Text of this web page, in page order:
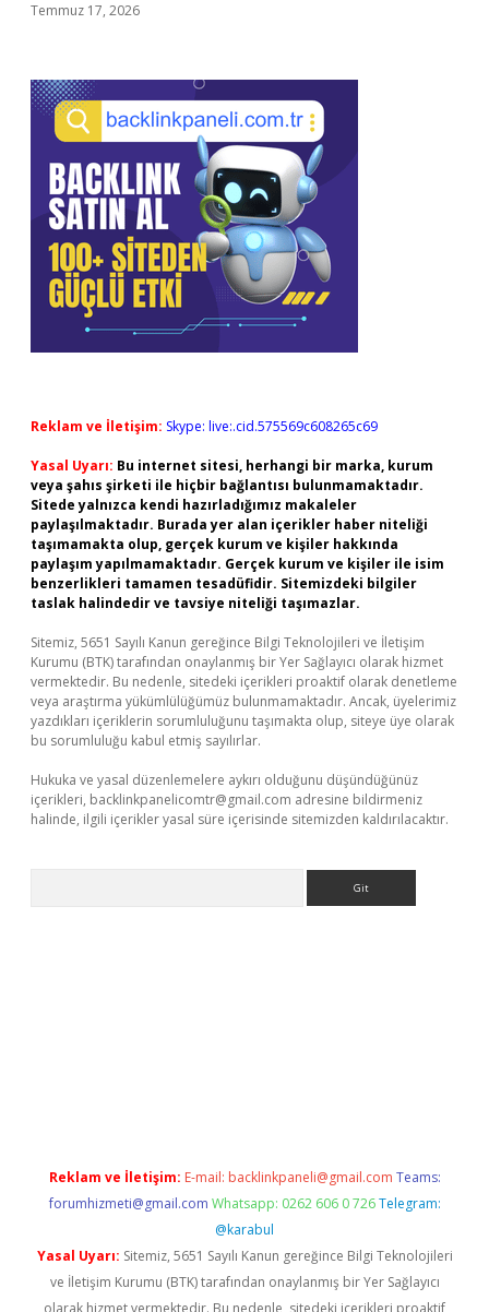
Temmuz 17, 2026
Reklam ve İletişim: Skype: live:.cid.575569c608265c69
Yasal Uyarı: Bu internet sitesi, herhangi bir marka, kurum
veya şahıs şirketi ile hiçbir bağlantısı bulunmamaktadır.
Sitede yalnızca kendi hazırladığımız makaleler
paylaşılmaktadır. Burada yer alan içerikler haber niteliği
taşımamakta olup, gerçek kurum ve kişiler hakkında
paylaşım yapılmamaktadır. Gerçek kurum ve kişiler ile isim
benzerlikleri tamamen tesadüfidir. Sitemizdeki bilgiler
taslak halindedir ve tavsiye niteliği taşımazlar.
Sitemiz, 5651 Sayılı Kanun gereğince Bilgi Teknolojileri ve İletişim
Kurumu (BTK) tarafından onaylanmış bir Yer Sağlayıcı olarak hizmet
vermektedir. Bu nedenle, sitedeki içerikleri proaktif olarak denetleme
veya araştırma yükümlülüğümüz bulunmamaktadır. Ancak, üyelerimiz
yazdıkları içeriklerin sorumluluğunu taşımakta olup, siteye üye olarak
bu sorumluluğu kabul etmiş sayılırlar.
Hukuka ve yasal düzenlemelere aykırı olduğunu düşündüğünüz
içerikleri, backlinkpanelicomtr@gmail.com adresine bildirmeniz
halinde, ilgili içerikler yasal süre içerisinde sitemizden kaldırılacaktır.
Reklam ve İletişim: E-mail: backlinkpaneli@gmail.com Teams:
forumhizmeti@gmail.com Whatsapp: 0262 606 0 726 Telegram:
@karabul
Yasal Uyarı: Sitemiz, 5651 Sayılı Kanun gereğince Bilgi Teknolojileri
ve İletişim Kurumu (BTK) tarafından onaylanmış bir Yer Sağlayıcı
olarak hizmet vermektedir. Bu nedenle, sitedeki içerikleri proaktif